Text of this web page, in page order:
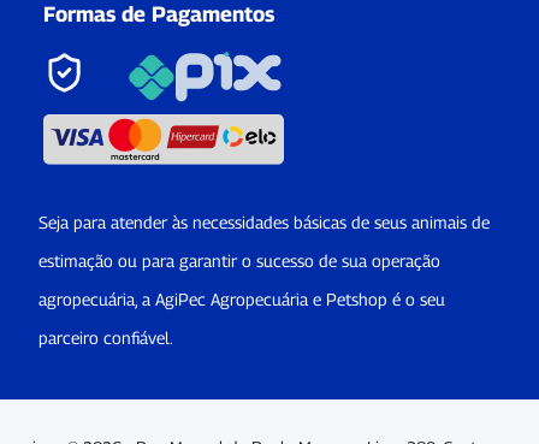
Formas de Pagamentos
Seja para atender às necessidades básicas de seus animais de
estimação ou para garantir o sucesso de sua operação
agropecuária, a AgiPec Agropecuária e Petshop é o seu
parceiro confiável.